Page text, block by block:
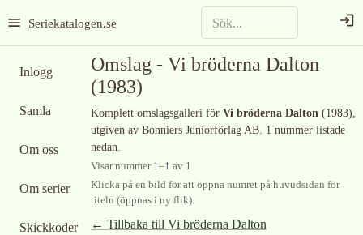
Seriekatalogen.se
Inlogg
Samla
Om oss
Om serier
Skickkoder
Omslag - Vi bröderna Dalton
(1983)
Komplett omslagsgalleri för Vi bröderna Dalton (1983),
utgiven av Bonniers Juniorförlag AB. 1 nummer listade
nedan.
Visar nummer 1–1 av 1
Klicka på en bild för att öppna numret på huvudsidan för
titeln (öppnas i ny flik).
← Tillbaka till Vi bröderna Dalton